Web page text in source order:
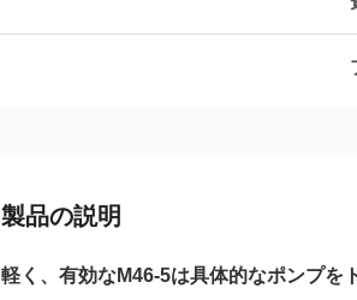
製品の説明
軽く、有効なM46-5は具体的なポンプを